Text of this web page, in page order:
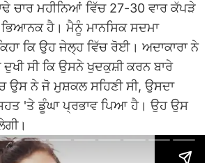
ਚਾਰ ਮਹੀਨਿਆਂ ਵਿੱਚ 27-30 ਵਾਰ ਕੱਪੜੇ
ਹੈ। ਮੈਨੂੰ ਮਾਨਸਿਕ ਸਦਮਾ
ਕਿ ਉਹ ਜੇਲ੍ਹ ਵਿੱਚ ਰੋਈ। ਅਦਾਕਾਰਾ ਨੇ
ਦੁਖੀ ਸੀ ਕਿ ਉਸਨੇ ਖੁਦਕੁਸ਼ੀ ਕਰਨ ਬਾਰੇ
ਉਸ ਨੇ ਜੋ ਮੁਸ਼ਕਲ ਸਹਿਣੀ ਸੀ, ਉਸਦਾ
'ਤੇ ਡੂੰਘਾ ਪ੍ਰਭਾਵ ਪਿਆ ਹੈ। ਉਹ ਉਸ